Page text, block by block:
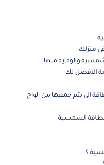
والوقاية منها
الافضل لك
الي يتم جمعها من الواح
الطاقة الشمسية
؟